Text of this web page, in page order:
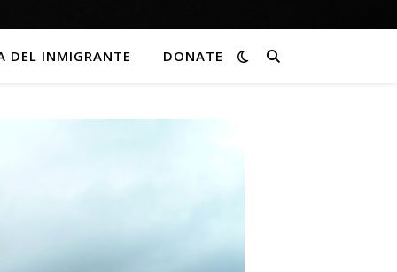
DEL INMIGRANTE DONATE